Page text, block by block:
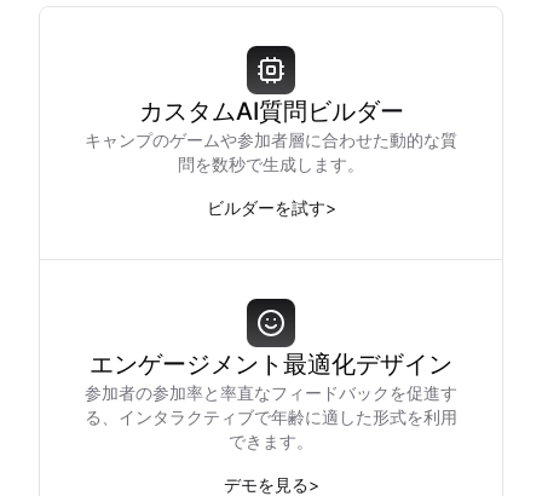
カスタムAI質問ビルダー
キャンプのゲームや参加者層に合わせた動的な質
問を数秒で生成します。
ビルダーを試す>
エンゲージメント最適化デザイン
参加者の参加率と率直なフィードバックを促進す
る、インタラクティブで年齢に適した形式を利用
できます。
デモを見る>